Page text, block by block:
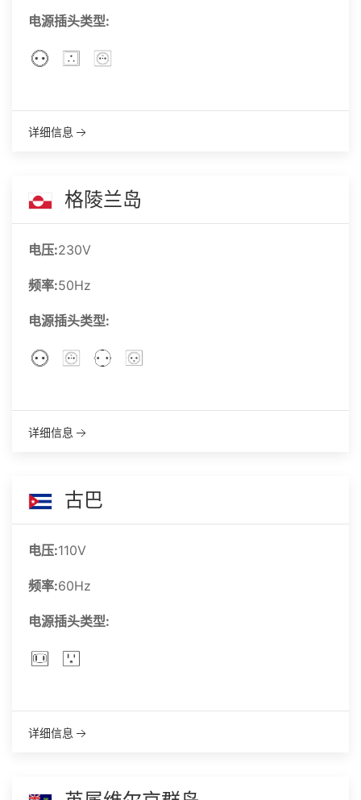
电源插头类型:
详细信息
格陵兰岛
电压:230V
频率:50Hz
电源插头类型:
详细信息
古巴
电压:110V
频率:60Hz
电源插头类型:
详细信息